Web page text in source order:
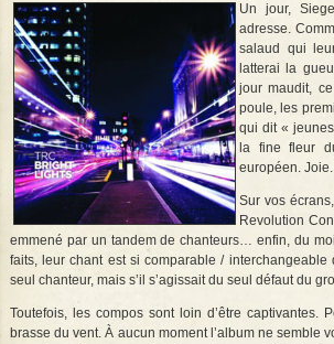
Un jour,
adresse.
salaud qui
latterai la
jour maudit,
poule, les
qui dit «
la fine fleur
européen.
Sur vos
Revolution
emmené par un tandem de chanteurs… enfin, du
faits, leur chant est si comparable /
seul chanteur, mais s’il s’agissait du seul défaut du
Toutefois, les compos sont loin d’être captivantes.
brasse du vent. À aucun moment l’album ne semble